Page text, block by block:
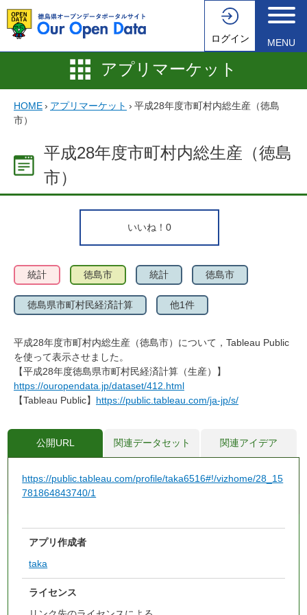
ログイン MENU
アプリマーケット
HOME› アプリマーケット › 平成28年度市町村内総生産（徳島
市）
平成28年度市町村内総生産（徳島
市）
いいね！ 0
統計 徳島市 統計 徳島市
徳島県市町村民経済計算 他1件
平成28年度市町村内総生産（徳島市）について，Tableau Public
を使って表示させました。
【平成28年度徳島県市町村民経済計算（生産）】
https://ouropendata.jp/dataset/412.html
【Tableau Public】 https://public.tableau.com/ja-jp/s/
公開URL 関連データセット 関連アイデア
https://public.tableau.com/profile/taka6516#!/vizhome/28_15
781864843740/1
アプリ作成者
taka
ライセンス